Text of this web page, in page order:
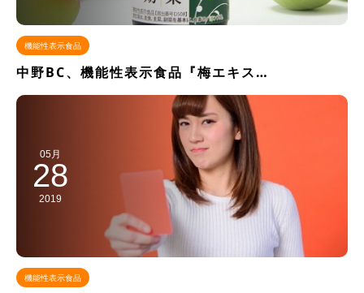
機能性表示食品
中野BC、機能性表示食品『梅エキス…
05月
28
2019
機能性表示食品